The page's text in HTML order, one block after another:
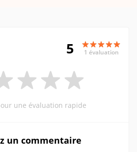
5 1 évaluation
une évaluation rapide
un commentaire